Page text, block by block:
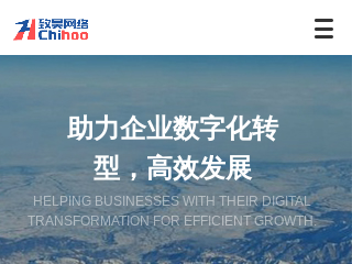
助力企业数字化转
型，高效发展
HELPING BUSINESSES WITH THEIR DIGITAL
TRANSFORMATION FOR EFFICIENT GROWTH.